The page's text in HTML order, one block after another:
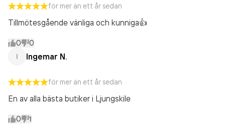
för mer än ett år sedan
Tillmötesgående vänliga och kunniga👍
0 0
I Ingemar N.
för mer än ett år sedan
En av alla bästa butiker i Ljungskile
0 1